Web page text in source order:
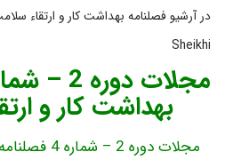
درآرشیو فصلنامه بهداشت کار و ارتقاء
Sheikhi
بهداشت کار و
مجلات دوره 2